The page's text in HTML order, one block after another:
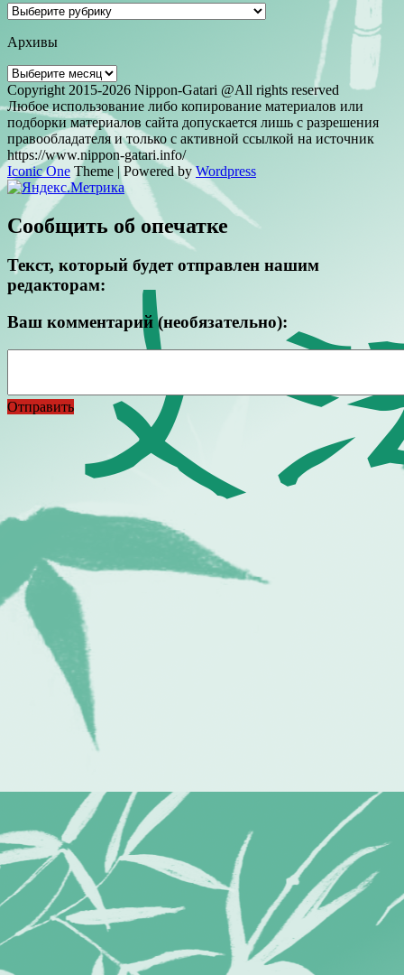
Рубрики
Архивы
Архивы
Copyright 2015-2026 Nippon-Gatari @All rights reserved
Любое использование либо копирование материалов или
подборки материалов сайта допускается лишь с разрешения
правообладателя и только с активной ссылкой на источник
https://www.nippon-gatari.info/
Iconic One Theme | Powered byWordpress
Сообщить об опечатке
Текст, который будет отправлен нашим
редакторам:
Ваш комментарий (необязательно):
Отправить